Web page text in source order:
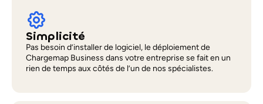
Simplicité
Pas besoin d’installer de logiciel, le déploiement de
Chargemap Business dans votre entreprise se fait en un
rien de temps aux côtés de l’un de nos spécialistes.